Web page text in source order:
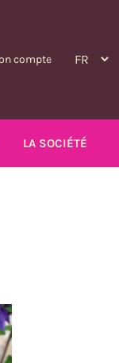
compte
LA SOCIÉTÉ